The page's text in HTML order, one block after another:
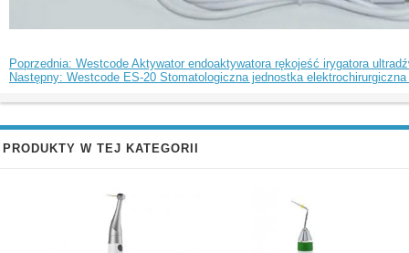
Poprzednia: Westcode Aktywator endoaktywatora rękojeść irygatora
Następny: Westcode ES-20 Stomatologiczna jednostka
PRODUKTY W TEJ KATEGORII